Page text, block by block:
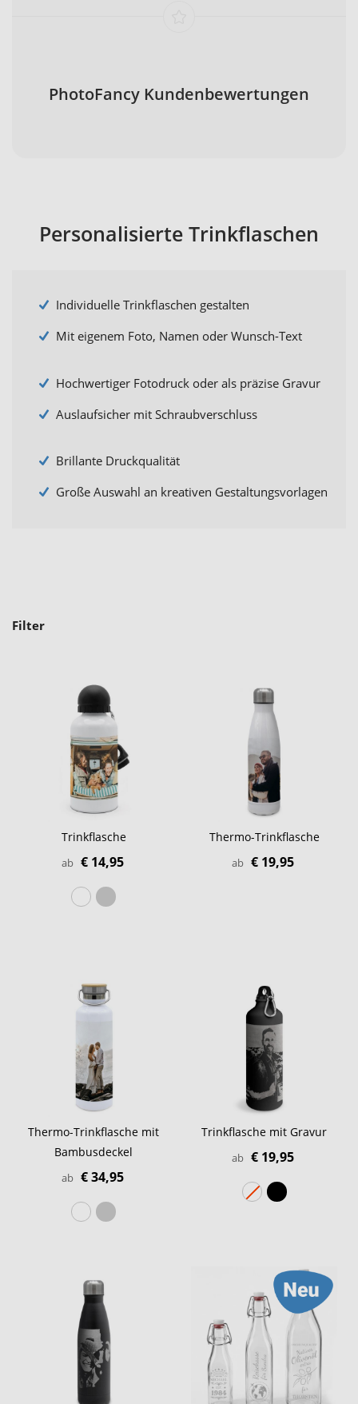
PhotoFancy Kundenbewertungen
Personalisierte Trinkflaschen
Individuelle Trinkflaschen gestalten
Mit eigenem Foto, Namen oder Wunsch-Text
Hochwertiger Fotodruck oder als präzise Gravur
Auslaufsicher mit Schraubverschluss
Brillante Druckqualität
Große Auswahl an kreativen Gestaltungsvorlagen
Filter
Trinkflasche
ab € 14,95
Thermo-Trinkflasche
ab € 19,95
Thermo-Trinkflasche mit
Bambusdeckel
ab € 34,95
Trinkflasche mit Gravur
ab € 19,95